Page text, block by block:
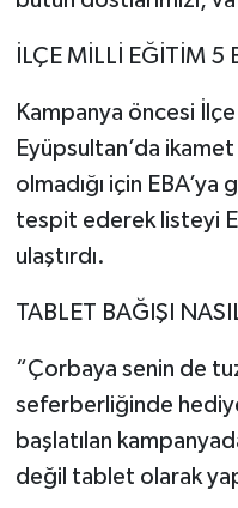
İLÇE MİLLİ EĞİTİM 5
Kampanya öncesi
Eyüpsultan’da
olmadığı için
tespit ederek listeyi
ulaştırdı.
TABLET BAĞIŞI
“Çorbaya senin de
seferberliğinde
başlatılan
değil tablet olarak